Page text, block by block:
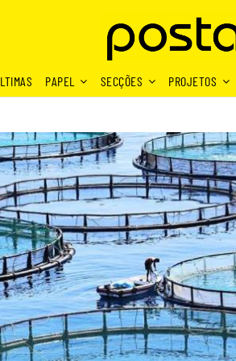
PAPEL SECÇÕES PROJETOS